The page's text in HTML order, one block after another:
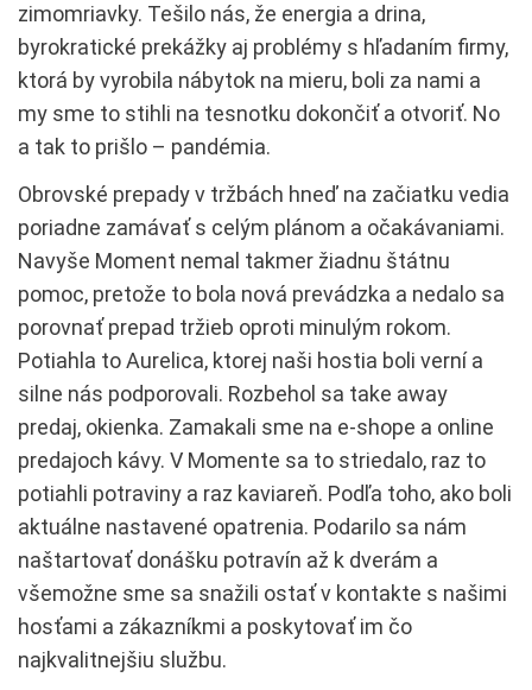
zimomriavky. Tešilo nás, že energia a drina,
byrokratické prekážky aj problémy s hľadaním firmy,
ktorá by vyrobila nábytok na mieru, boli za nami a
my sme to stihli na tesnotku dokončiť a otvoriť. No
a tak to prišlo – pandémia.
Obrovské prepady v tržbách hneď na začiatku vedia
poriadne zamávať s celým plánom a očakávaniami.
Navyše Moment nemal takmer žiadnu štátnu
pomoc, pretože to bola nová prevádzka a nedalo sa
porovnať prepad tržieb oproti minulým rokom.
Potiahla to Aurelica, ktorej naši hostia boli verní a
silne nás podporovali. Rozbehol sa take away
predaj, okienka. Zamakali sme na e-shope a online
predajoch kávy. V Momente sa to striedalo, raz to
potiahli potraviny a raz kaviareň. Podľa toho, ako boli
aktuálne nastavené opatrenia. Podarilo sa nám
naštartovať donášku potravín až k dverám a
všemožne sme sa snažili ostať v kontakte s našimi
hosťami a zákazníkmi a poskytovať im čo
najkvalitnejšiu službu.